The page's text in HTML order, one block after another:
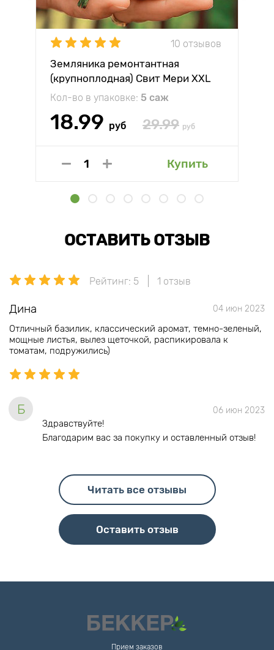
10 отзывов
Земляника ремонтантная
(крупноплодная) Свит Мери XXL
Кол-во в упаковке: 5 саж
18.99 руб 29.99 руб
Купить
ОСТАВИТЬ ОТЗЫВ
Рейтинг: 5 1 отзыв
Дина 04 июн 2023
Отличный базилик, классический аромат, темно-зеленый,
мощные листья, вылез щеточкой, распикировала к
томатам, подружились)
Б 06 июн 2023
Здравствуйте!
Благодарим вас за покупку и оставленный отзыв!
Читать все отзывы
Оставить отзыв
Прием заказов